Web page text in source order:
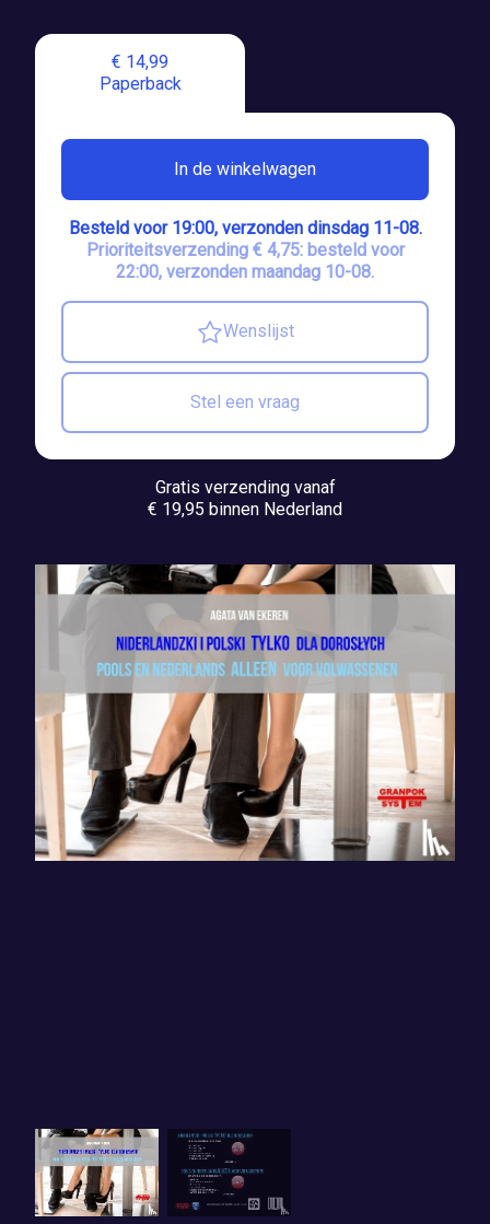
€ 14,99
Paperback
In de winkelwagen
Besteld voor 19:00, verzonden dinsdag 11-08.
Prioriteitsverzending € 4,75: besteld voor
22:00, verzonden maandag 10-08.
Wenslijst
Stel een vraag
Gratis verzending vanaf
€ 19,95 binnen Nederland